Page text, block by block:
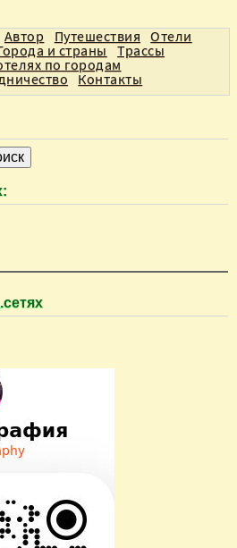
Автор Путешествия
Отели
и страны
Трассы
по городам
Контакты